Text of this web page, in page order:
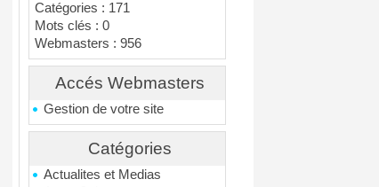
Catégories : 171
Mots clés : 0
Webmasters : 956
Accés Webmasters
Gestion de votre site
Catégories
Actualites et Medias